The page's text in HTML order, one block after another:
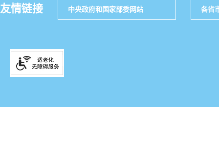
友情链接 中央政府和国家部委网站 各省